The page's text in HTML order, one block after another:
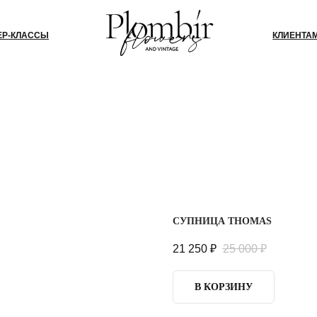
БЛОГ
СУПНИЦА THOMAS
21 250 ₽ 25 000 ₽
В КОРЗИНУ